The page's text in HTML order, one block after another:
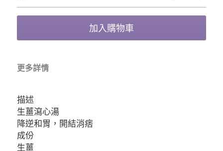
加入購物車
更多詳情
描述
生薑瀉心湯
降逆和胃，開結消痞
成份
生薑